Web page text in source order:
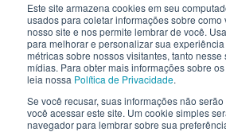
Este site armazena cookies em seu
usados para coletar informações sobre como
nosso site e nos permite lembrar de você.
para melhorar e personalizar sua
métricas sobre nossos visitantes, tanto
mídias. Para obter mais informações sobre
leia nossa Política de Privacidade.
Se você recusar, suas informações não
você acessar este site. Um cookie simples
navegador para lembrar sobre sua